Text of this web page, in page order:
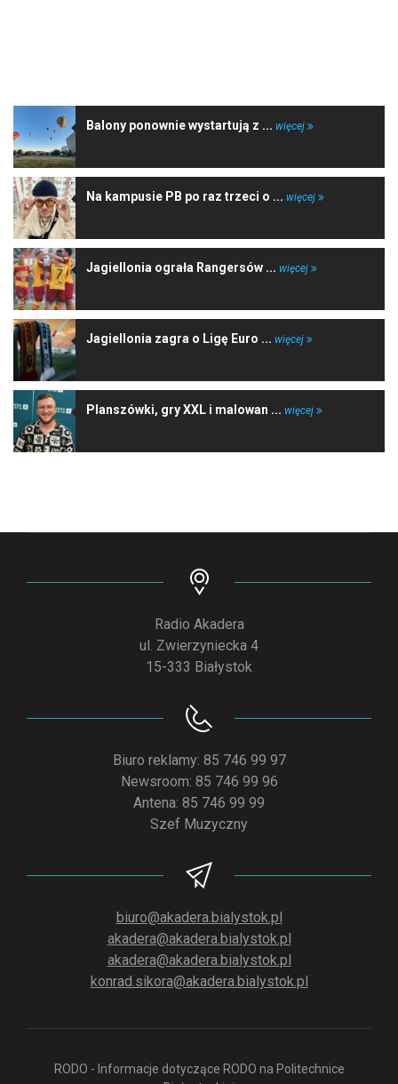
Balony ponownie wystartują z ... więcej
Na kampusie PB po raz trzeci o ... więcej
Jagiellonia ograła Rangersów ... więcej
Jagiellonia zagra o Ligę Euro ... więcej
Planszówki, gry XXL i malowan ... więcej
Radio Akadera
ul. Zwierzyniecka 4
15-333 Białystok
Biuro reklamy: 85 746 99 97
Newsroom: 85 746 99 96
Antena: 85 746 99 99
Szef Muzyczny
biuro@akadera.bialystok.pl
akadera@akadera.bialystok.pl
akadera@akadera.bialystok.pl
konrad.sikora@akadera.bialystok.pl
RODO - Informacje dotyczące RODO na Politechnice